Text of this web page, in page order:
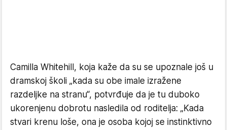
​Camilla Whitehill, koja kaže da su se upoznale još u
dramskoj školi „kada su obe imale izražene
razdeljke na stranu“, potvrđuje da je tu duboko
ukorenjenu dobrotu nasledila od roditelja: „Kada
stvari krenu loše, ona je osoba kojoj se instinktivno